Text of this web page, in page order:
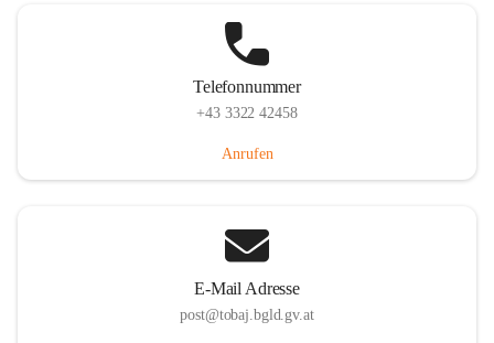
Telefonnummer
+43 3322 42458
Anrufen
E-Mail Adresse
post@tobaj.bgld.gv.at